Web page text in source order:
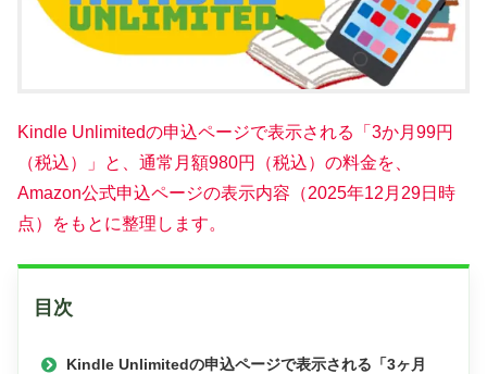
Kindle Unlimitedの申込ページで表示される「3か月99円
（税込）」と、通常月額980円（税込）の料金を、
Amazon公式申込ページの表示内容（2025年12月29日時
点）をもとに整理します。
目次
Kindle Unlimitedの申込ページで表示される「3ヶ月